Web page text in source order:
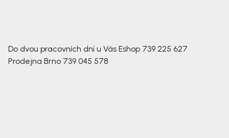
Do dvou pracovních dní u Vás Eshop 739 225 627
Prodejna Brno 739 045 578